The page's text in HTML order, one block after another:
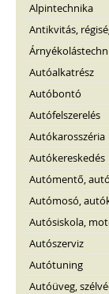
Alpintechnika
Antikvitás,
Autóalkatrész
Autóbontó
Autófelszerelés
Autókarosszéria
Autókereskedés
Autómentő,
Autómosó,
Autósiskola,
Autószerviz
Autótuning
Autóüveg,